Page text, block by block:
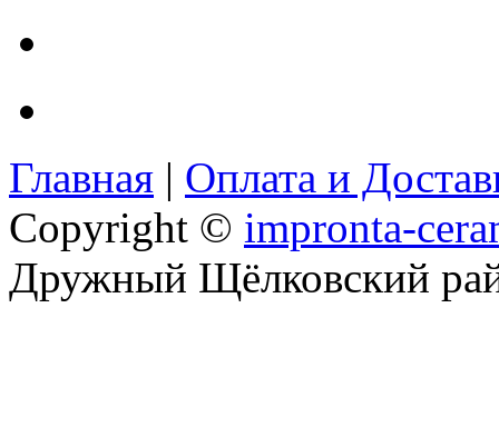
Главная | Оплата и
Copyright © impronta-
Дружный Щёлковский